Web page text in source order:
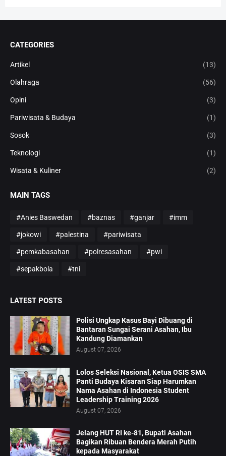
CATEGORIES
Artikel (13)
Olahraga (56)
Opini (3)
Pariwisata & Budaya (1)
Sosok (3)
Teknologi (1)
Wisata & Kuliner (2)
MAIN TAGS
#Anies Baswedan #baznas #ganjar #imm
#jokowi #palestina #pariwisata
#pemkabasahan #polresasahan #pwi
#sepakbola #tni
LATEST POSTS
Polisi Ungkap Kasus Bayi Dibuang di
Bantaran Sungai Serani Asahan, Ibu
Kandung Diamankan
August 07, 2026
Lolos Seleksi Nasional, Ketua OSIS SMA
Panti Budaya Kisaran Siap Harumkan
Nama Asahan di Indonesia Student
Leadership Training 2026
August 07, 2026
Jelang HUT RI ke-81, Bupati Asahan
Bagikan Ribuan Bendera Merah Putih
kepada Masyarakat